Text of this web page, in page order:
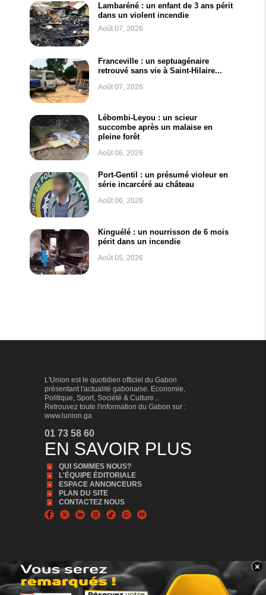
Lambaréné : un enfant de 3 ans périt
dans un violent incendie
Août 07, 2026
Franceville : un septuagénaire
retrouvé sans vie à Saint-Hilaire...
Août 07, 2026
Lébombi-Leyou : un scieur
succombe après un malaise en
pleine forêt
Août 06, 2026
Port-Gentil : un présumé violeur en
série incarcéré au château
Août 06, 2026
Kinguélé : un nourrisson de 6 mois
périt dans un incendie
Août 05, 2026
BANNER_BAS
×
L'Union est le quotidien officiel du Gabon
présentant l'actualité gabonaise. Economie,
Politique, Sport, Société & Culture...
Retrouvez toute l'information du Gabon sur :
www.lunion.ga
01 73 58 60
EN SAVOIR PLUS
QUI SOMMES NOUS?
L'ÉQUIPE ÉDITORIALE
ESPACE ANNONCEURS
PLAN DU SITE
CONTACTEZ NOUS
© Copyright 2024, Tous droits réservés | L'Union est édité par la Sonapresse